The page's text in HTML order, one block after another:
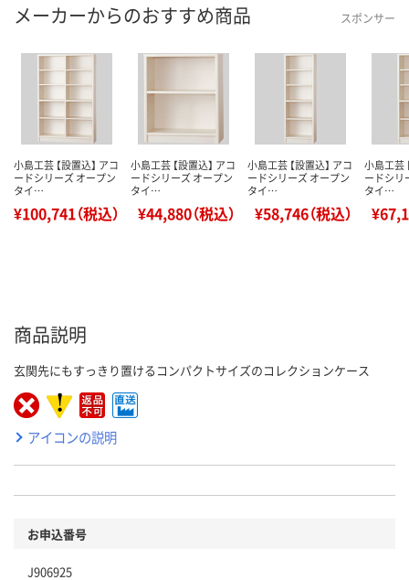
メーカーからのおすすめ商品 スポンサー
小島工芸 【設置込】 アコ
ードシリーズ オープン
タイ…
¥100,741（税込）
小島工芸 【設置込】 アコ
ードシリーズ オープン
タイ…
¥44,880（税込）
小島工芸 【設置込】 アコ
ードシリーズ オープン
タイ…
¥58,746（税込）
小島工芸
ードシリ
タイ…
商品説明
玄関先にもすっきり置けるコンパクトサイズのコレクションケース
アイコンの説明
お申込番号
J906925